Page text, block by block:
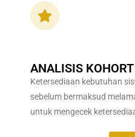
ANALISIS KOHORT
Ketersediaan kebutuhan
sebelum bermaksud
untuk mengecek